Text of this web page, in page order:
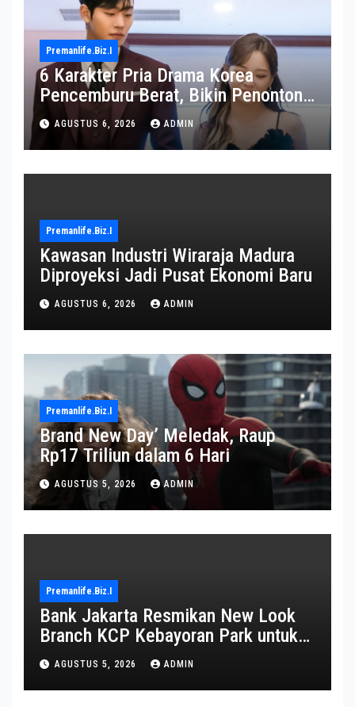
Premanlife.biz.i
6 Karakter Pria Drama Korea
Pencemburu Berat, Bikin Penonton
Gemas
AGUSTUS 6, 2026 ADMIN
Premanlife.biz.i
Kawasan Industri Wiraraja Madura
Diproyeksi Jadi Pusat Ekonomi Baru
AGUSTUS 6, 2026 ADMIN
Premanlife.biz.i
Brand New Day’ Meledak, Raup
Rp17 Triliun dalam 6 Hari
AGUSTUS 5, 2026 ADMIN
Premanlife.biz.i
Bank Jakarta Resmikan New Look
Branch KCP Kebayoran Park untuk
Transformasi Layanan
AGUSTUS 5, 2026 ADMIN